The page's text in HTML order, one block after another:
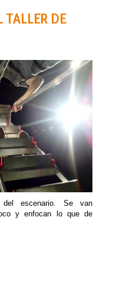
TALLER DE
escenario. Se van
y enfocan lo que de